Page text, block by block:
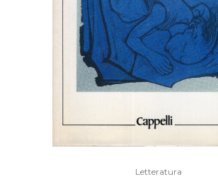
Letteratura